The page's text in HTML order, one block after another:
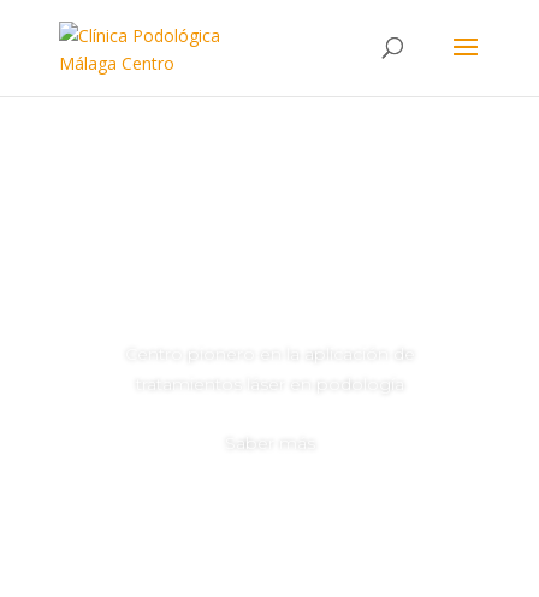
Centro pionero en la aplicación de
tratamientos láser en podología
Saber más